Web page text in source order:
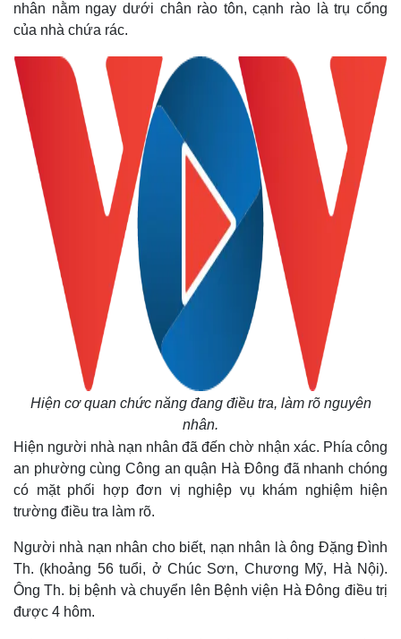
Thế giới
Quan sát
Cuộc sống đó đây
Multimedia
E-Magazine
Infographic
nhân nằm ngay dưới chân rào tôn, cạnh rào là trụ cổng
của nhà chứa rác.
Hiện cơ quan chức năng đang điều tra, làm rõ nguyên
nhân.
Hiện người nhà nạn nhân đã đến chờ nhận xác. Phía công
an phường cùng Công an quận Hà Đông đã nhanh chóng
có mặt phối hợp đơn vị nghiệp vụ khám nghiệm hiện
trường điều tra làm rõ.
Người nhà nạn nhân cho biết, nạn nhân là ông Đặng Đình
Th. (khoảng 56 tuổi, ở Chúc Sơn, Chương Mỹ, Hà Nội).
Ông Th. bị bệnh và chuyển lên Bệnh viện Hà Đông điều trị
được 4 hôm.